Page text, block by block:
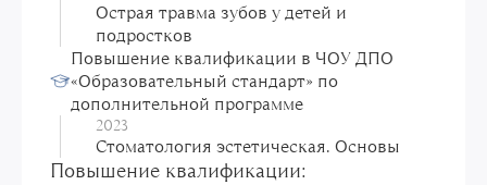
Острая травма зубов у детей и
подростков
Повышение квалификации в ЧОУ ДПО
«Образовательный стандарт» по
дополнительной программе
2023
Стоматология эстетическая. Основы
Повышение квалификации: